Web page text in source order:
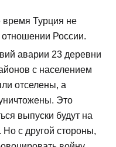
время Турция не
России.
аварии 23 деревни
с населением
отселены, а
Это
выпуски будут на
Но с другой стороны,